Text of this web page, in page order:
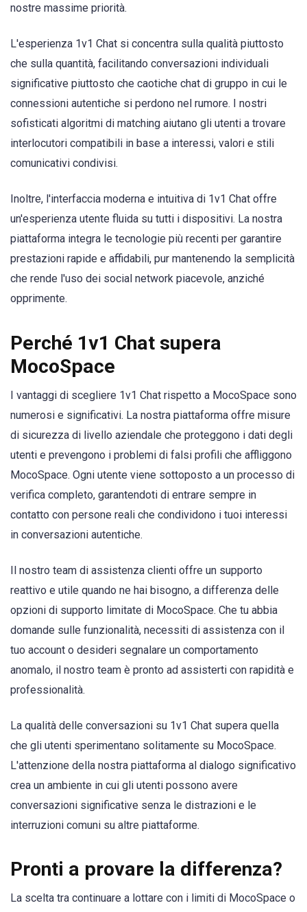
nostre massime priorità.
L'esperienza 1v1 Chat si concentra sulla qualità piuttosto
che sulla quantità, facilitando conversazioni individuali
significative piuttosto che caotiche chat di gruppo in cui le
connessioni autentiche si perdono nel rumore. I nostri
sofisticati algoritmi di matching aiutano gli utenti a trovare
interlocutori compatibili in base a interessi, valori e stili
comunicativi condivisi.
Inoltre, l'interfaccia moderna e intuitiva di 1v1 Chat offre
un'esperienza utente fluida su tutti i dispositivi. La nostra
piattaforma integra le tecnologie più recenti per garantire
prestazioni rapide e affidabili, pur mantenendo la semplicità
che rende l'uso dei social network piacevole, anziché
opprimente.
Perché 1v1 Chat supera
MocoSpace
I vantaggi di scegliere 1v1 Chat rispetto a MocoSpace sono
numerosi e significativi. La nostra piattaforma offre misure
di sicurezza di livello aziendale che proteggono i dati degli
utenti e prevengono i problemi di falsi profili che affliggono
MocoSpace. Ogni utente viene sottoposto a un processo di
verifica completo, garantendoti di entrare sempre in
contatto con persone reali che condividono i tuoi interessi
in conversazioni autentiche.
Il nostro team di assistenza clienti offre un supporto
reattivo e utile quando ne hai bisogno, a differenza delle
opzioni di supporto limitate di MocoSpace. Che tu abbia
domande sulle funzionalità, necessiti di assistenza con il
tuo account o desideri segnalare un comportamento
anomalo, il nostro team è pronto ad assisterti con rapidità e
professionalità.
La qualità delle conversazioni su 1v1 Chat supera quella
che gli utenti sperimentano solitamente su MocoSpace.
L'attenzione della nostra piattaforma al dialogo significativo
crea un ambiente in cui gli utenti possono avere
conversazioni significative senza le distrazioni e le
interruzioni comuni su altre piattaforme.
Pronti a provare la differenza?
La scelta tra continuare a lottare con i limiti di MocoSpace o